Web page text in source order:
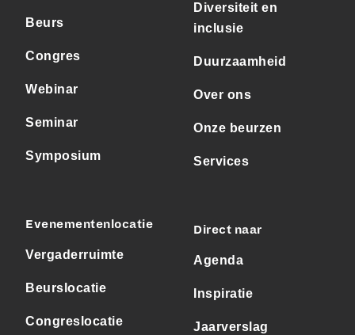
Beurs
Congres
Webinar
Seminar
Symposium
Evenementenlocatie
Vergaderruimte
Beurslocatie
Congreslocatie
Diversiteit en
inclusie
Duurzaamheid
Over ons
Onze beurzen
Services
Direct naar
Agenda
Inspiratie
Jaarverslag